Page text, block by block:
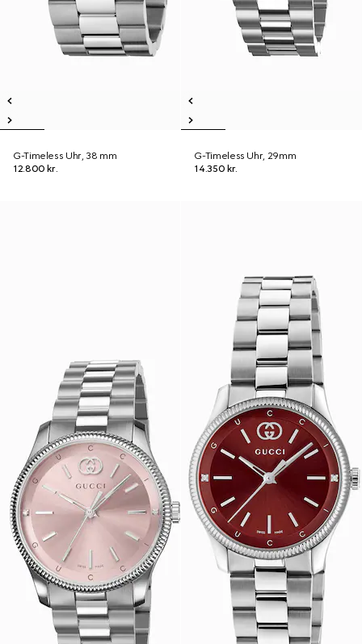
G-Timeless Uhr, 38 mm
12.800 kr.
G-Timeless Uhr, 29mm
14.350 kr.